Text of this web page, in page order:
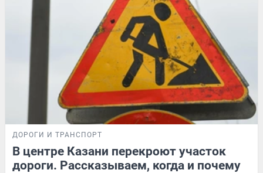
ДОРОГИ И ТРАНСПОРТ
В центре Казани перекроют участок
дороги. Рассказываем, когда и почему